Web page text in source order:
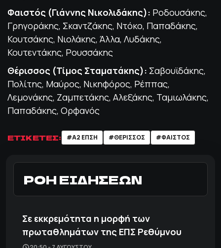
Φαιστός (Γιάννης Νικολιδάκης): Ροδουσάκης,
Γρηγοράκης, Σκαντζάκης, Ντόκο, Παπαδάκης,
Κουτσάκης, Νιολάκης, Άλλα, Λυδάκης,
Κουτεντάκης, Ρουσσάκης
Θέρισσος (Τίμος Σταματάκης): Σαβουϊδάκης,
Πολίτης, Μαύρος, Νικηφόρος, Ρέππας,
Λεμονάκης, Ζαμπετάκης, Αλεξάκης, Ταμιωλάκης,
Παπαδάκης, Ορφανός
ΕΤΙΚΕΤΕΣ: #Α2 ΕΠΣΗ #ΘΕΡΙΣΣΟΣ #ΦΑΙΣΤΟΣ
ΡΟΗ ΕΙΔΗΣΕΩΝ
Σε εκκρεμότητα η μορφή των
πρωταθλημάτων της ΕΠΣ Ρεθύμνου